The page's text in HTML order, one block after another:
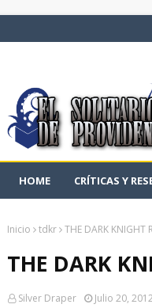
HOME CRÍTICAS Y
Inicio tdkr THE DARK KNIGHT
THE DARK
Silver Draper Julio 20, 2012